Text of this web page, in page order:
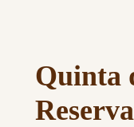
Quinta